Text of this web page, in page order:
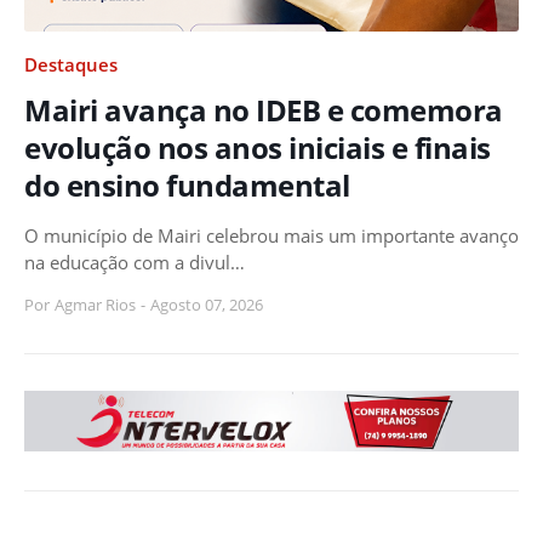
Destaques
Mairi avança no IDEB e comemora
evolução nos anos iniciais e finais
do ensino fundamental
O município de Mairi celebrou mais um importante avanço
na educação com a divul…
Por Agmar Rios - Agosto 07, 2026